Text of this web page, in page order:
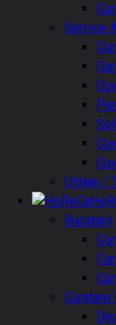
Service
Utilaje /
Bucatarii
Curatare